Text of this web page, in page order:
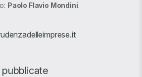
Paolo Flavio Mondini.